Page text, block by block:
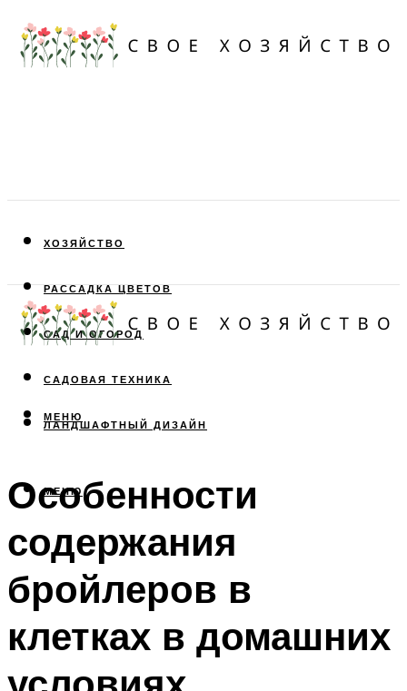
ХОЗЯЙСТВО
РАССАДКА ЦВЕТОВ
САД И ОГОРОД
САДОВАЯ ТЕХНИКА
ЛАНДШАФТНЫЙ ДИЗАЙН
МЕНЮ
МЕНЮ
Особенности
содержания
бройлеров в
клетках в домашних